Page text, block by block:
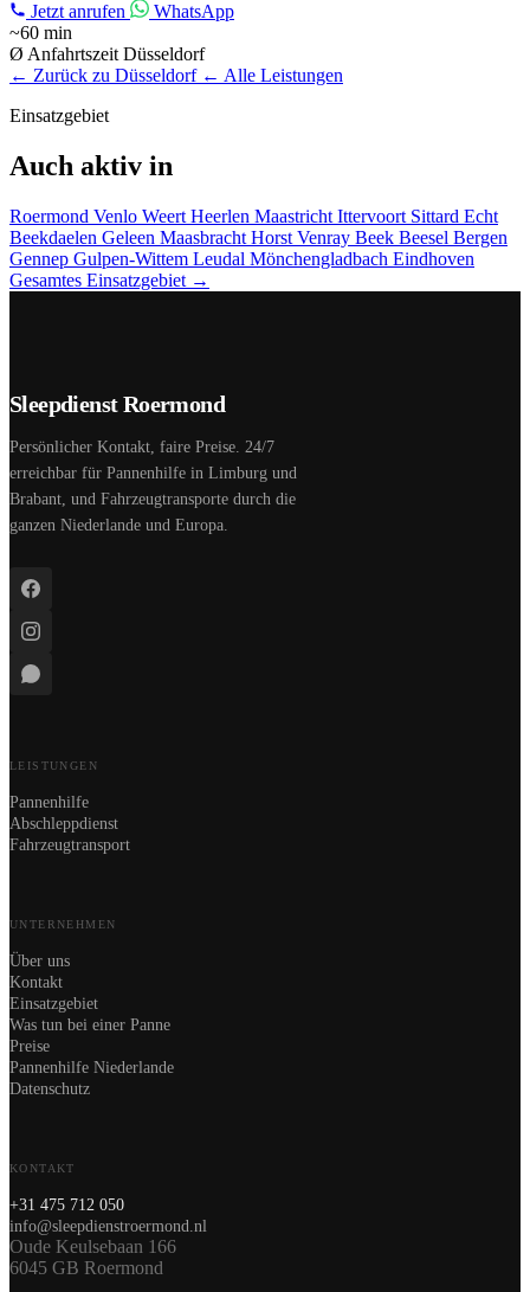
Jetzt anrufen
WhatsApp
~60 min
Ø Anfahrtszeit Düsseldorf
← Zurück zu Düsseldorf ← Alle Leistungen
Einsatzgebiet
Auch aktiv in
Roermond Venlo Weert Heerlen Maastricht Ittervoort Sittard Echt
Beekdaelen Geleen Maasbracht Horst Venray Beek Beesel Bergen
Gennep Gulpen-Wittem Leudal Mönchengladbach Eindhoven
Gesamtes Einsatzgebiet →
Sleepdienst Roermond
Persönlicher Kontakt, faire Preise. 24/7
erreichbar für Pannenhilfe in Limburg und
Brabant, und Fahrzeugtransporte durch die
ganzen Niederlande und Europa.
LEISTUNGEN
Pannenhilfe
Abschleppdienst
Fahrzeugtransport
UNTERNEHMEN
Über uns
Kontakt
Einsatzgebiet
Was tun bei einer Panne
Preise
Pannenhilfe Niederlande
Datenschutz
KONTAKT
+31 475 712 050
info@sleepdienstroermond.nl
Oude Keulsebaan 166
6045 GB Roermond